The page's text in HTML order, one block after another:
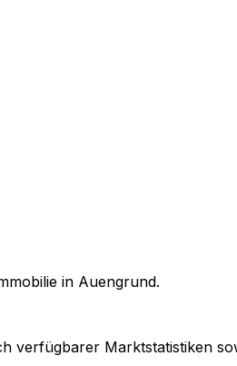
in Auengrund.
verfügbarer Marktstatistiken